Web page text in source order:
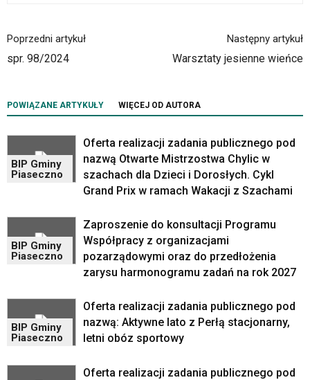
bezpośrednio
pod
Strona
nie
w
dedykowane
zatem
nawigacja
obsługiwana
jest
Na
stronie
się
Poprzedni artykuł
spr. 98/2024
Następny artykuł
Warsztaty jesienne wieńce
POWIĄZANE ARTYKUŁY WIĘCEJ OD AUTORA
BIP Gminy
Piaseczno
Oferta realizacji zadania publicznego pod
nazwą Otwarte Mistrzostwa Chylic w
szachach dla Dzieci i Dorosłych. Cykl
Grand Prix w ramach Wakacji z Szachami
BIP Gminy
Piaseczno
Zaproszenie do konsultacji Programu
Współpracy z organizacjami
pozarządowymi oraz do przedłożenia
zarysu harmonogramu zadań na rok 2027
BIP Gminy
Piaseczno
Oferta realizacji zadania publicznego pod
nazwą: Aktywne lato z Perłą stacjonarny,
letni obóz sportowy
Oferta realizacji zadania publicznego pod